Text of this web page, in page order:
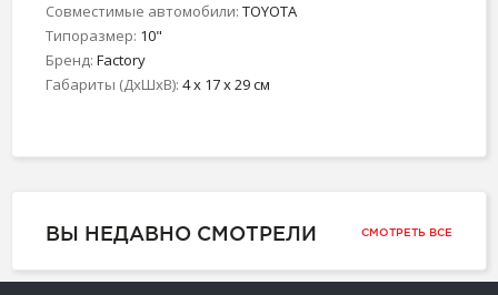
Совместимые автомобили: TOYOTA
Типоразмер: 10"
Бренд: Factory
Габариты (ДхШхВ): 4 x 17 x 29 см
ВЫ НЕДАВНО СМОТРЕЛИ СМОТРЕТЬ ВСЕ